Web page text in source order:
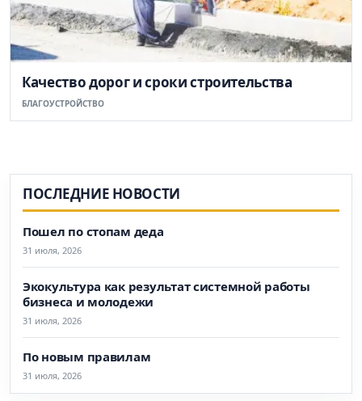
Качество дорог и сроки строительства
БЛАГОУСТРОЙСТВО
ПОСЛЕДНИЕ НОВОСТИ
Пошел по стопам деда
31 июля, 2026
Экокультура как результат системной работы
бизнеса и молодежи
31 июля, 2026
По новым правилам
31 июля, 2026